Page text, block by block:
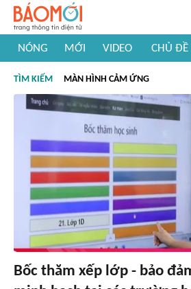
NÓNG MỚI VIDEO CHỦ ĐỀ
#Khám phá thế giới
TÌM KIẾM MÀN HÌNH CẢM ỨNG
Bốc thăm xếp lớp - bảo